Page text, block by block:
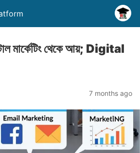
মার্কেটিং থেকে আয়; Digital
7 months ago